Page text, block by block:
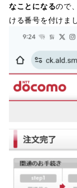
なことになるので
ける番号を付けま